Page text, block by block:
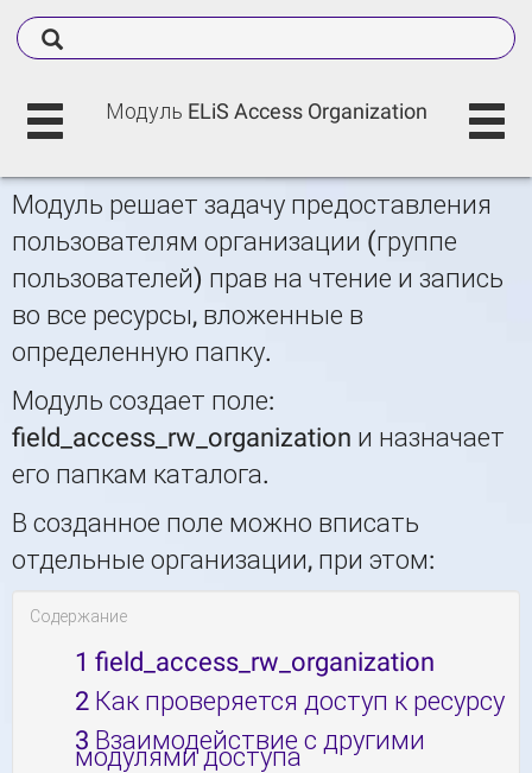
Модуль ELiS Access Organization
Модуль решает задачу предоставления
пользователям организации (группе
пользователей) прав на чтение и запись
во все ресурсы, вложенные в
определенную папку.
Модуль создает поле:
field_access_rw_organization и назначает
его папкам каталога.
В созданное поле можно вписать
отдельные организации, при этом:
Содержание
1 field_access_rw_organization
2 Как проверяется доступ к ресурсу
3 Взаимодействие с другими
модулями доступа